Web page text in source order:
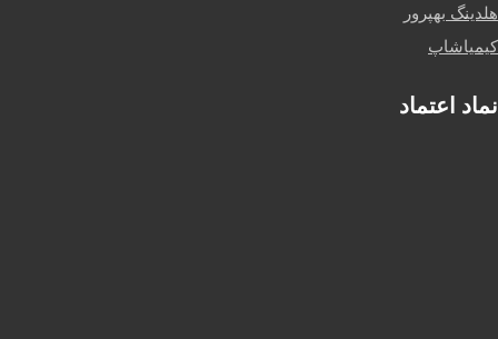
هلدینگ بهپرور
کیمیاشاپ
نماد اعتماد